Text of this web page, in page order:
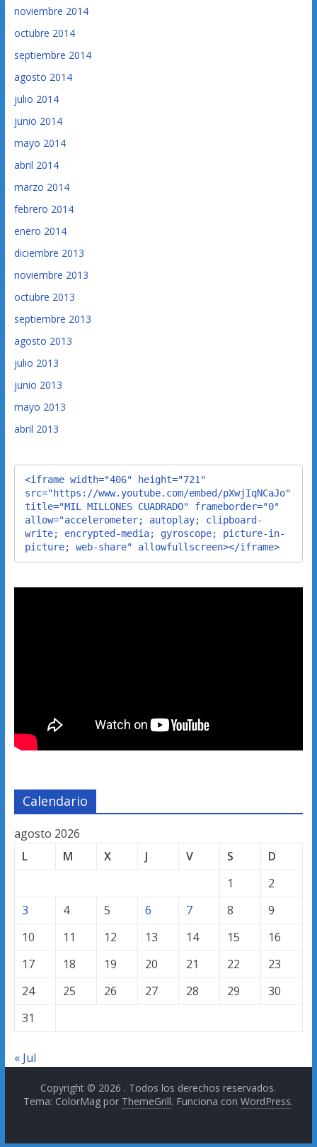
noviembre 2014
octubre 2014
septiembre 2014
agosto 2014
julio 2014
junio 2014
mayo 2014
abril 2014
marzo 2014
febrero 2014
enero 2014
diciembre 2013
noviembre 2013
octubre 2013
septiembre 2013
agosto 2013
julio 2013
junio 2013
mayo 2013
abril 2013
<iframe width="406" height="721"
src="https://www.youtube.com/embed/pXwjIqNCaJo"
title="MIL MILLONES CUADRADO" frameborder="0"
allow="accelerometer; autoplay; clipboard-
write; encrypted-media; gyroscope; picture-in-
picture; web-share" allowfullscreen></iframe>
Calendario
agosto 2026
L
M X J V S
D
1
2
3
4 5 6 7 8
9
10
11 12 13 14 15
16
17
18 19 20 21 22
23
24
25 26 27 28 29
30
31
« Jul
Copyright © 2026 . Todos los derechos reservados.
Tema: ColorMag por ThemeGrill. Funciona conWordPress.